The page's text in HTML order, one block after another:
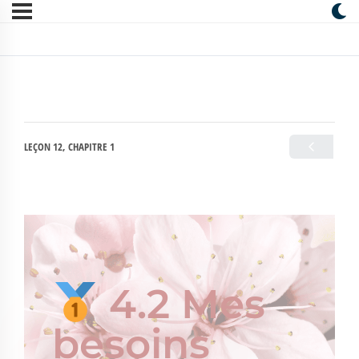
LEÇON 12, CHAPITRE 1
4.2 Mes
besoins